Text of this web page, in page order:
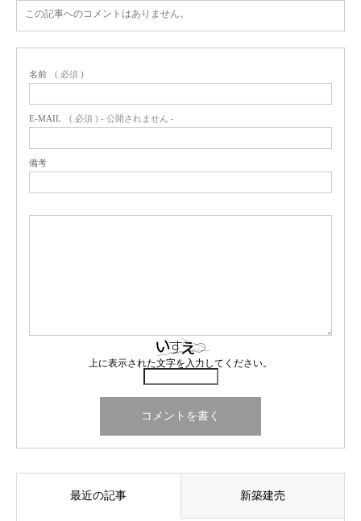
この記事へのコメントはありません。
名前 ( 必須 )
E-MAIL ( 必須 ) - 公開されません -
備考
上に表示された文字を入力してください。
最近の記事 新築建売